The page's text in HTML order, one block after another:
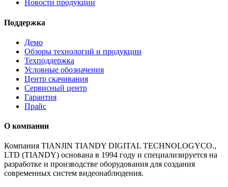
Новости продукции
Поддержка
Демо
Обзоры технологий и продукции
Техподдержка
Условные обозначения
Центр скачивания
Сервисный центр
Гарантия
Прайс
О компании
Компания TIANJIN TIANDY DIGITAL TECHNOLOGYCO.,
LTD (TIANDY) основана в 1994 году и специализируется на
разработке и производстве оборудования для создания
современных систем видеонаблюдения.